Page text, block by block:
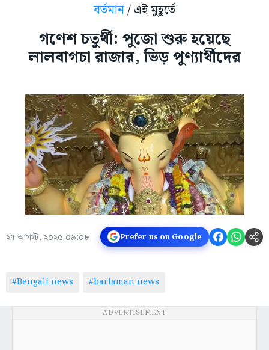
বর্তমান/ এই মুহূর্তে
গণেশ চতুর্থী: পুজো শুরু হয়েছে
লালবাগচা রাজার, ভিড় পুণ্যার্থীদের
২৭ আগস্ট, ২০২৫ ০৯:০৮ Prefer us on Google
#Bengali news #bartaman news
ADVERTISEMENT